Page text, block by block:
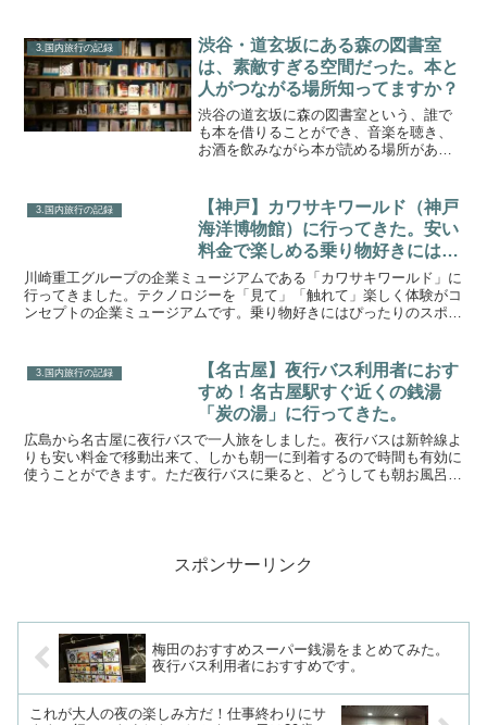
構（JICA）中国国際センター」が一体化
した複合施設です...
3.国内旅行の記録
渋谷・道玄坂にある森の図書室
は、素敵すぎる空間だった。本と
人がつながる場所知ってますか？
渋谷の道玄坂に森の図書室という、誰で
も本を借りることができ、音楽を聴き、
お酒を飲みながら本が読める場所があり
から支援を受けて設立されました。※パ
トロン数、日本...
3.国内旅行の記録
【神戸】カワサキワールド（神戸
海洋博物館）に行ってきた。安い
料金で楽しめる乗り物好きにはお
すすめのスポット。
川崎重工グループの企業ミュージアムである「カワサキワールド」に
行ってきました。テクノロジーを「見て」「触れて」楽しく体験がコ
ンセプトの企業ミュージアムです。乗り物好きにはぴったりのスポッ
3.国内旅行の記録
【名古屋】夜行バス利用者におす
すめ！名古屋駅すぐ近くの銭湯
「炭の湯」に行ってきた。
広島から名古屋に夜行バスで一人旅をしました。夜行バスは新幹線よ
りも安い料金で移動出来て、しかも朝一に到着するので時間も有効に
使うことができます。ただ夜行バスに乗ると、どうしても朝お風呂に
スポンサーリンク
梅田のおすすめスーパー銭湯をまとめてみた。
夜行バス利用者におすすめです。
これが大人の夜の楽しみ方だ！仕事終わりにサ